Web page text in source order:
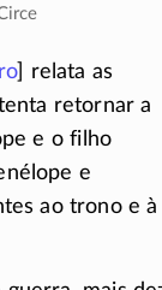
] relata as
retornar a
e o filho
e
ao trono e à